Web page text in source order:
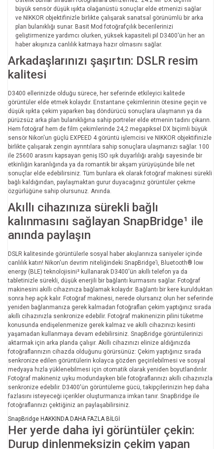
büyük sensör düşük ışıkta olağanüstü sonuçlar elde etmenizi sağlar
ve NIKKOR objektifinizle birlikte çalışarak sanatsal görünümlü bir arka
plan bulanıklığı sunar. Basit Mod fotoğrafçılık becerilerinizi
geliştirmenize yardımcı olurken, yüksek kapasiteli pil D3400'ün her an
haber akışınıza canlılık katmaya hazır olmasını sağlar.
Arkadaşlarınızı şaşırtın: DSLR resim
kalitesi
D3400 ellerinizde olduğu sürece, her seferinde etkileyici kalitede
görüntüler elde etmek kolaydır. Enstantane çekimlerinin ötesine geçin ve
düşük ışıkta çekim yaparken baş döndürücü sonuçlara ulaşmanın ya da
pürüzsüz arka plan bulanıklığına sahip portreler elde etmenin tadını çıkarın.
Hem fotoğraf hem de film çekimlerinde 24,2 megapiksel DX biçimli büyük
sensör Nikon'un güçlü EXPEED 4 görüntü işlemcisi ve NIKKOR objektifinizle
birlikte çalışarak zengin ayrıntılara sahip sonuçlara ulaşmanızı sağlar. 100
ile 25600 arasını kapsayan geniş ISO ışık duyarlılığı aralığı sayesinde bir
etkinliğin karanlığında ya da romantik bir akşam yürüyüşünde bile net
sonuçlar elde edebilirsiniz. Tüm bunlara ek olarak fotoğraf makinesi sürekli
bağlı kaldığından, paylaşmaktan gurur duyacağınız görüntüler çekme
özgürlüğüne sahip olursunuz. Anında.
Akıllı cihazınıza sürekli bağlı
kalınmasını sağlayan SnapBridge¹ ile
anında paylaşın
DSLR kalitesinde görüntülerle sosyal haber akışlarınıza saniyeler içinde
canlılık katın! Nikon'un devrim niteliğindeki SnapBridge’i, Bluetooth® low
energy (BLE) teknolojisini² kullanarak D3400'ün akıllı telefon ya da
tabletinizle sürekli, düşük enerjili bir bağlantı kurmasını sağlar. Fotoğraf
makinesini akıllı cihazınıza bağlamak kolaydır. Bağlantı bir kere kurulduktan
sonra hep açık kalır. Fotoğraf makinesi, nerede olursanız olun her seferinde
yeniden bağlanmanıza gerek kalmadan fotoğrafları çekim yaptığınız sırada
akıllı cihazınızla senkronize edebilir. Fotoğraf makinenizin pilini tüketme
konusunda endişelenmenize gerek kalmaz ve akıllı cihazınızı kesinti
yaşamadan kullanmaya devam edebilirsiniz. SnapBridge görüntülerinizi
aktarmak için arka planda çalışır. Akıllı cihazınızı elinize aldığınızda
fotoğraflarınızın cihazda olduğunu görürsünüz: Çekim yaptığınız sırada
senkronize edilen görüntülerin kolayca gözden geçirilebilmesi ve sosyal
medyaya hızla yüklenebilmesi için otomatik olarak yeniden boyutlandırılır.
Fotoğraf makineniz uyku modundayken bile fotoğraflarınızı akıllı cihazınızla
senkronize edebilir. D3400'ün görüntüleme gücü, takipçilerinizin hep daha
fazlasını isteyeceği içerikler oluşturmanıza imkan tanır. SnapBridge ile
fotoğraflarınızı çektiğiniz an paylaşabilirsiniz.
SnapBridge HAKKINDA DAHA FAZLA BİLGİ
Her yerde daha iyi görüntüler çekin:
Durup dinlenmeksizin çekim yapan